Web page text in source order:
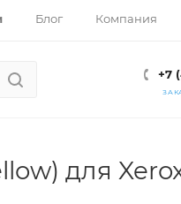
Блог Компания
+7
для